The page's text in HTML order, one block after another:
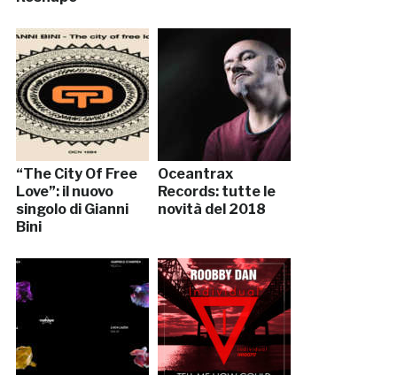
“The City Of Free
Love”: il nuovo
singolo di Gianni
Bini
Oceantrax
Records: tutte le
novità del 2018